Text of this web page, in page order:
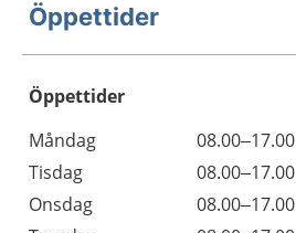
Öppettider
Öppettider
Dag
Öppettider
Kommentarer
Måndag
08.00–17.00
Tisdag
08.00–17.00
Onsdag
08.00–17.00